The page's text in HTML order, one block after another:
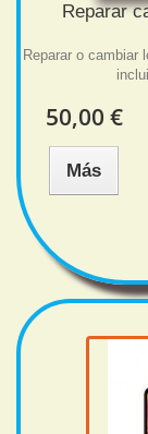
Reparar
Reparar o cambiar
50,00 €
Más